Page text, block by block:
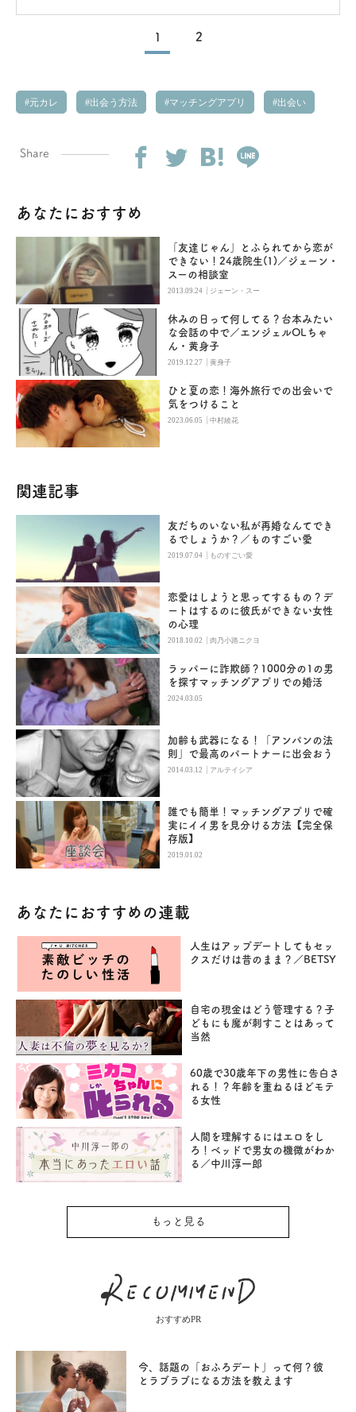
1 2
元カレ 出会う方法 マッチングアプリ 出会い
Share
あなたにおすすめ
「友達じゃん」とふられてから恋が
できない！24歳院生(1)／ジェーン・
スーの相談室
2013.09.24 | ジェーン・スー
休みの日って何してる？台本みたい
な会話の中で／エンジェルOLちゃ
ん・黄身子
2019.12.27 |黄身子
ひと夏の恋！海外旅行での出会いで
気をつけること
2023.06.05 |中村綾花
関連記事
友だちのいない私が再婚なんてでき
るでしょうか？／ものすごい愛
2019.07.04 | ものすごい愛
恋愛はしようと思ってするもの？デ
ートはするのに彼氏ができない女性
の心理
2018.10.02 |肉乃小路ニクヨ
ラッパーに詐欺師？1000分の1の男
を探すマッチングアプリでの婚活
2024.03.05
加齢も武器になる！「アンパンの法
則」で最高のパートナーに出会おう
2014.03.12 | アルテイシア
誰でも簡単！マッチングアプリで確
実にイイ男を見分ける方法【完全保
存版】
2019.01.02
あなたにおすすめの連載
人生はアップデートしてもセッ
クスだけは昔のまま？／BETSY
自宅の現金はどう管理する？子
どもにも魔が刺すことはあって
当然
60歳で30歳年下の男性に告白さ
れる！？年齢を重ねるほどモテ
る女性
人間を理解するにはエロをし
ろ！ベッドで男女の機微がわか
る／中川淳一郎
もっと見る
おすすめPR
今、話題の「おふろデート」って何？彼
とラブラブになる方法を教えます